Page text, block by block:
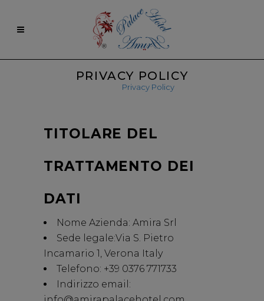
PRIVACY POLICY
Privacy Policy
TITOLARE DEL
TRATTAMENTO DEI
DATI
Nome Azienda: Amira Srl
Sede legale:Via S. Pietro
Incamario 1, Verona Italy
Telefono: +39 0376 771733
Indirizzo email: